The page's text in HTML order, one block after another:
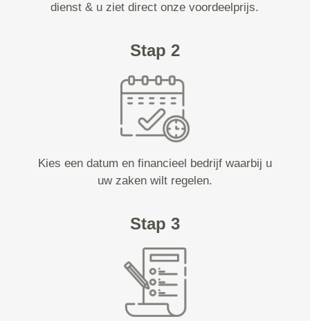
dienst & u ziet direct onze voordeelprijs.
Stap 2
Kies een datum en financieel bedrijf waarbij u
uw zaken wilt regelen.
Stap 3